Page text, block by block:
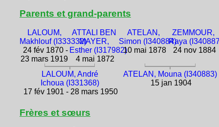
Parents et grand-parents
LALOUM,
Makhlouf (I333332)
24 fév 1870 -
23 mars 1919
ATTALI BEN
MAYER,
Esther (I317982)
4 mai 1872
ATELAN,
Simon (I340884)
10 mai 1878
ZEMMOUR,
Raya
24 nov 1884
LALOUM, André
Ichoua (I331368)
17 fév 1901 - 28 mars 1950
ATELAN, Mouna (I340883)
15 jan 1904
Frères et sœurs